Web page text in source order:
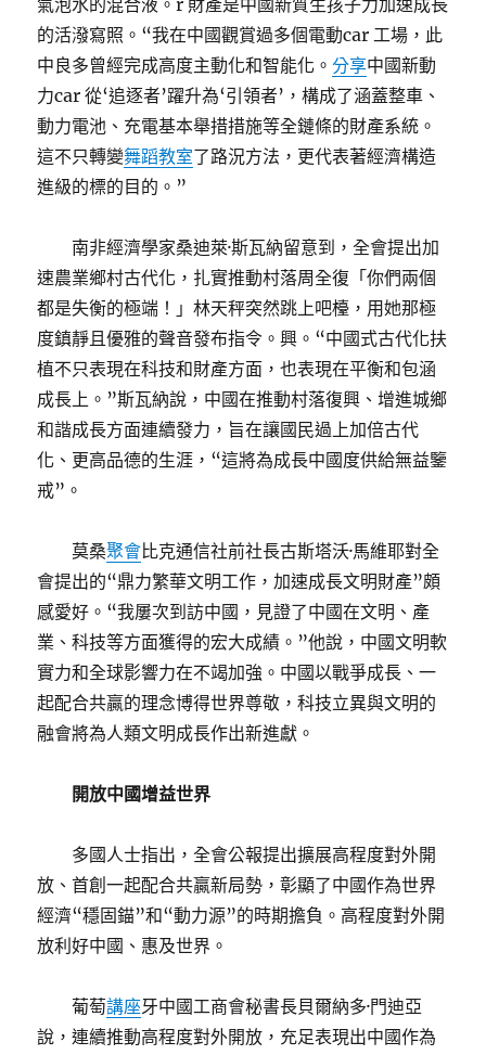
氣泡水的混合液。r 財產是中國新質生孩子力加速成長
的活潑寫照。“我在中國觀賞過多個電動car 工場，此
中良多曾經完成高度主動化和智能化。分享中國新動
力car 從‘追逐者’躍升為‘引領者’，構成了涵蓋整車、
動力電池、充電基本舉措措施等全鏈條的財產系統。
這不只轉變舞蹈教室了路況方法，更代表著經濟構造
進級的標的目的。”
南非經濟學家桑迪萊·斯瓦納留意到，全會提出加
速農業鄉村古代化，扎實推動村落周全復「你們兩個
都是失衡的極端！」林天秤突然跳上吧檯，用她那極
度鎮靜且優雅的聲音發布指令。興。“中國式古代化扶
植不只表現在科技和財產方面，也表現在平衡和包涵
成長上。”斯瓦納說，中國在推動村落復興、增進城鄉
和諧成長方面連續發力，旨在讓國民過上加倍古代
化、更高品德的生涯，“這將為成長中國度供給無益鑒
戒”。
莫桑聚會比克通信社前社長古斯塔沃·馬維耶對全
會提出的“鼎力繁華文明工作，加速成長文明財產”頗
感愛好。“我屢次到訪中國，見證了中國在文明、產
業、科技等方面獲得的宏大成績。”他說，中國文明軟
實力和全球影響力在不竭加強。中國以戰爭成長、一
起配合共贏的理念博得世界尊敬，科技立異與文明的
融會將為人類文明成長作出新進獻。
開放中國增益世界
多國人士指出，全會公報提出擴展高程度對外開
放、首創一起配合共贏新局勢，彰顯了中國作為世界
經濟“穩固錨”和“動力源”的時期擔負。高程度對外開
放利好中國、惠及世界。
葡萄講座牙中國工商會秘書長貝爾納多·門迪亞
說，連續推動高程度對外開放，充足表現出中國作為